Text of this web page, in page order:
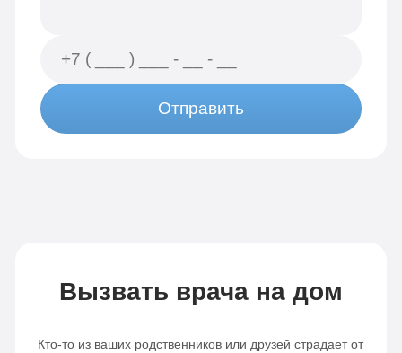
Отправить
Вызвать врача на дом
Кто-то из ваших родственников или друзей страдает от